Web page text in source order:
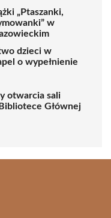
„Ptaszanki,
w
dzieci w
o wypełnienie
otwarcia sali
Głównej